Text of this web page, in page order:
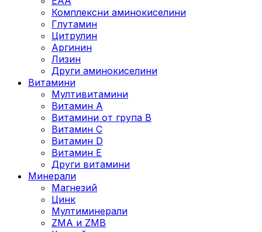
Комплексни аминокиселини
Глутамин
Цитрулин
Аргинин
Лизин
Други аминокиселини
Витамини
Мултивитамини
Витамин А
Витамини от група B
Витамин C
Витамин D
Витамин E
Други витамини
Минерали
Магнезий
Цинк
Мултиминерали
ZMA и ZMB